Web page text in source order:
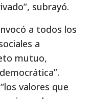
subrayó.
a todos los
a
mutuo,
valores que